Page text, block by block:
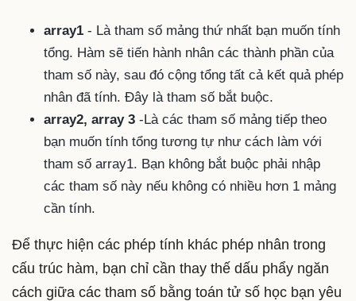
array1 - Là tham số mảng thứ nhất bạn muốn tính
tổng. Hàm sẽ tiến hành nhân các thành phần của
tham số này, sau đó cộng tổng tất cả kết quả phép
nhân đã tính. Đây là tham số bắt buộc.
array2, array 3 -Là các tham số mảng tiếp theo
bạn muốn tính tổng tương tự như cách làm với
tham số array1. Bạn không bắt buộc phải nhập
các tham số này nếu không có nhiều hơn 1 mảng
cần tính.
Để thực hiện các phép tính khác phép nhân trong
cấu trúc hàm, bạn chỉ cần thay thế dấu phẩy ngăn
cách giữa các tham số bằng toán tử số học bạn yêu